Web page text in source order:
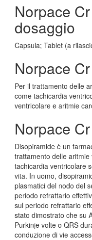
Norpace
dosaggio
Capsula; Tablet (a
Norpace
Per il trattamento delle
come tachicardia
ventricolare e aritmie
Norpace
Disopiramide è un
trattamento delle
tachicardia ventricolare
vita. In uomo,
plasmatici del nodo del
periodo refrattario
sul periodo refrattario
stato dimostrato che su
Purkinje volte o QRS
conduzione di vie